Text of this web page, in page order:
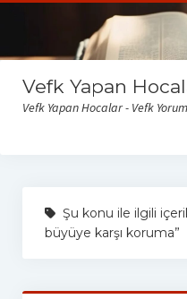
Vefk Yapan
Vefk Yapan Hocalar - Vefk
buraya tıklayabilirsiniz
Şu konu ile ilgili
büyüye karşı koruma”